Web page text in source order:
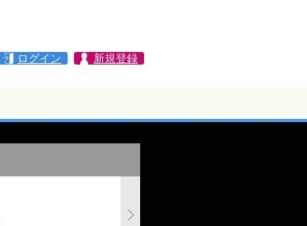
ログイン 新規登録